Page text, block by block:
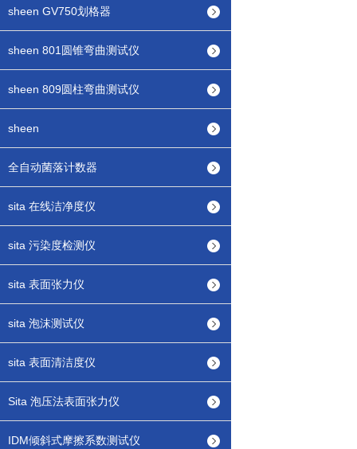
sheen GV750划格器
sheen 801圆锥弯曲测试仪
sheen 809圆柱弯曲测试仪
sheen
全自动菌落计数器
sita 在线洁净度仪
sita 污染度检测仪
sita 表面张力仪
sita 泡沫测试仪
sita 表面清洁度仪
Sita 泡压法表面张力仪
IDM倾斜式摩擦系数测试仪